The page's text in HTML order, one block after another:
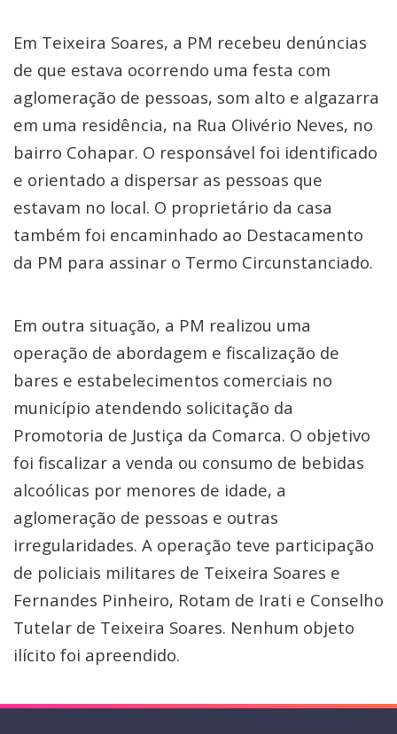
Em Teixeira Soares, a PM recebeu denúncias
de que estava ocorrendo uma festa com
aglomeração de pessoas, som alto e algazarra
em uma residência, na Rua Olivério Neves, no
bairro Cohapar. O responsável foi identificado
e orientado a dispersar as pessoas que
estavam no local. O proprietário da casa
também foi encaminhado ao Destacamento
da PM para assinar o Termo Circunstanciado.
Em outra situação, a PM realizou uma
operação de abordagem e fiscalização de
bares e estabelecimentos comerciais no
município atendendo solicitação da
Promotoria de Justiça da Comarca. O objetivo
foi fiscalizar a venda ou consumo de bebidas
alcoólicas por menores de idade, a
aglomeração de pessoas e outras
irregularidades. A operação teve participação
de policiais militares de Teixeira Soares e
Fernandes Pinheiro, Rotam de Irati e Conselho
Tutelar de Teixeira Soares. Nenhum objeto
ilícito foi apreendido.